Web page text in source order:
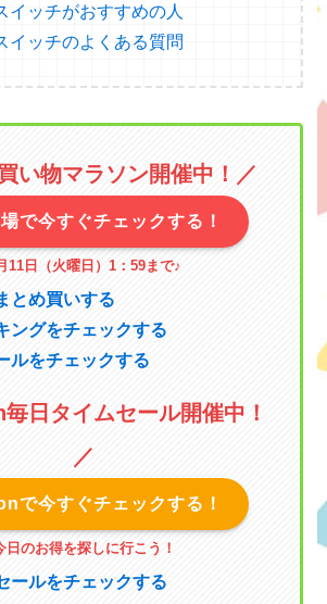
イッチがおすすめの人
イッチのよくある質問
い物マラソン開催中！／
で今すぐチェックする！
11日（火曜日）1：59まで♪
とめ買いする
ングをチェックする
ルをチェックする
日タイムセール開催中！
／
で今すぐチェックする！
日のお得を探しに行こう！
ールをチェックする